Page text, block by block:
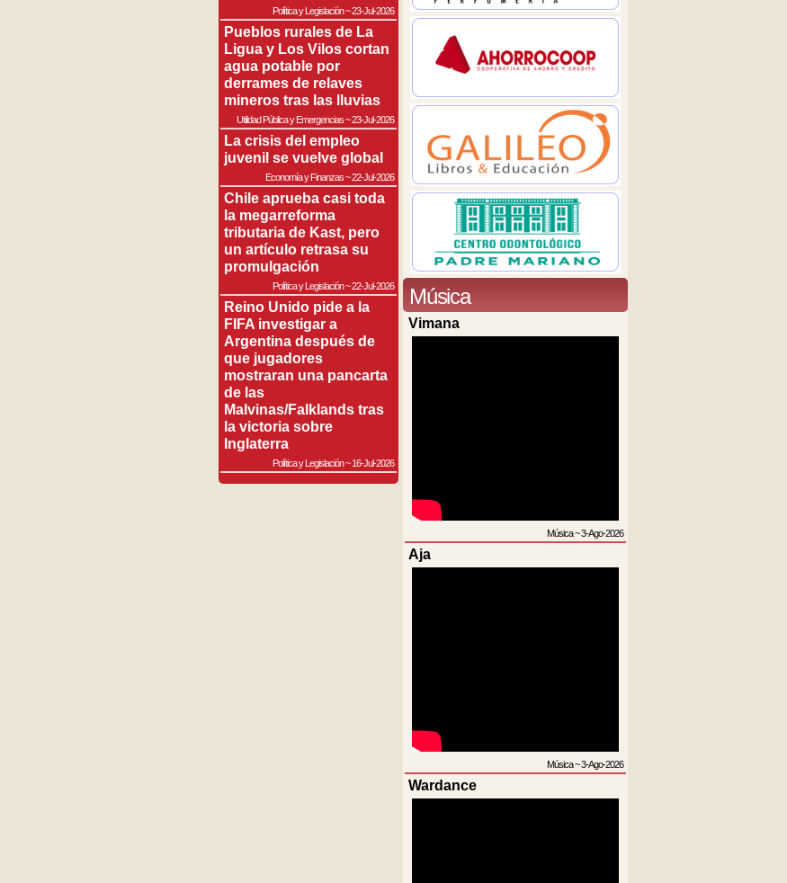
Política y Legislación~23-Jul-2026
Pueblos rurales de La
Ligua y Los Vilos cortan
agua potable por
derrames de relaves
mineros tras las lluvias
Utilidad Pública y Emergencias~23-Jul-2026
La crisis del empleo
juvenil se vuelve global
Economía y Finanzas~22-Jul-2026
Chile aprueba casi toda
la megarreforma
tributaria de Kast, pero
un artículo retrasa su
promulgación
Política y Legislación~22-Jul-2026
Reino Unido pide a la
FIFA investigar a
Argentina después de
que jugadores
mostraran una pancarta
de las
Malvinas/Falklands tras
la victoria sobre
Inglaterra
Política y Legislación~16-Jul-2026
Música
Vimana
Música~3-Ago-2026
Aja
Música~3-Ago-2026
Wardance